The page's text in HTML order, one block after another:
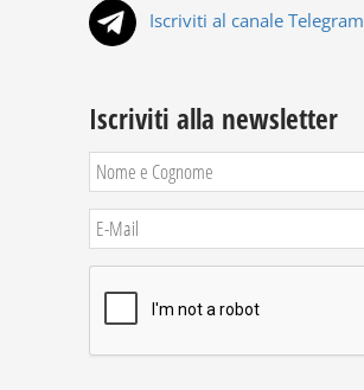
Iscriviti al canale Telegram
Iscriviti alla newsletter